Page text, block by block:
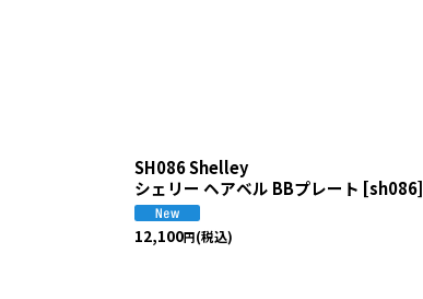
SH086 Shelley
シェリー ヘアベル BBプレート [sh086]
12,100円(税込)